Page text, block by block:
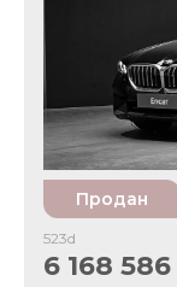
Продан
523d
6 168 586